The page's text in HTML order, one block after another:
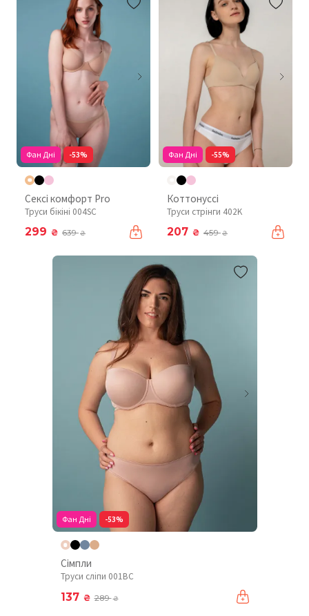
Фан Дні -53%
Сексі комфорт Pro
Труси бікіні 004SC
299 ₴ 639₴
Фан Дні -55%
Коттонуссі
Труси стрінги 402K
207 ₴ 459₴
Фан Дні -53%
Сімпли
Труси сліпи 001BC
137 ₴ 289₴